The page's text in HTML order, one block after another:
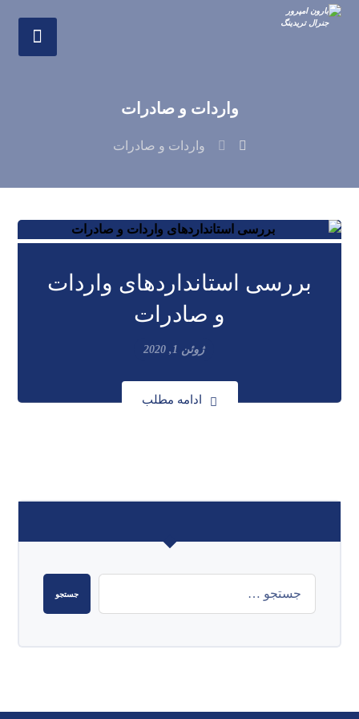
واردات و صادرات
واردات و صادرات
بررسی استانداردهای واردات
و صادرات
ژوئن 1, 2020
ادامه مطلب
جستجو